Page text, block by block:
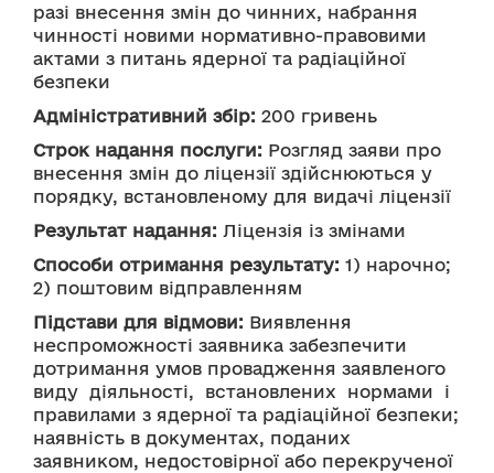
разі внесення змін до чинних, набрання
чинності новими нормативно-правовими
актами з питань ядерної та радіаційної
безпеки
Адміністративний збір: 200 гривень
Строк надання послуги: Розгляд заяви про
внесення змін до ліцензії здійснюються у
порядку, встановленому для видачі ліцензії
Результат надання: Ліцензія із змінами
Способи отримання результату: 1) нарочно;
2) поштовим відправленням
Підстави для відмови: Виявлення
неспроможності заявника забезпечити
дотримання умов провадження заявленого
виду  діяльності,  встановлених  нормами  і
наявність в документах, поданих
заявником, недостовірної або перекрученої